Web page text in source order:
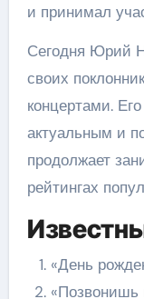
и принимал
Сегодня Юрий
своих
концертами.
актуальным и
продолжает
рейтингах
«День
«Позвонишь